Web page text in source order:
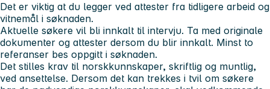
Det er viktig at du legger ved attester fra tidligere arbeid og
vitnemål i søknaden.
Aktuelle søkere vil bli innkalt til intervju. Ta med originale
dokumenter og attester dersom du blir innkalt. Minst to
referanser bes oppgitt i søknaden.
Det stilles krav til norskkunnskaper, skriftlig og muntlig,
ved ansettelse. Dersom det kan trekkes i tvil om søkere